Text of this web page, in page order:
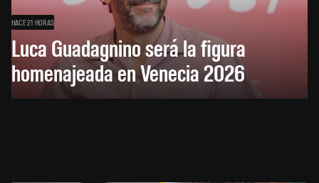
HACE 21 HORAS
Luca Guadagnino será la figura
homenajeada en Venecia 2026